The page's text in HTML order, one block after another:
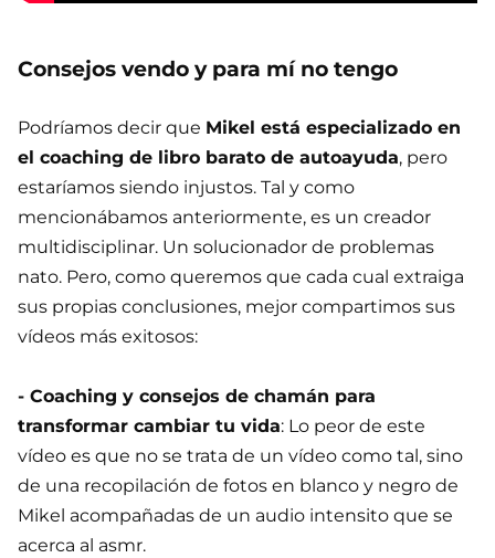
Consejos vendo y para mí no tengo
Podríamos decir que Mikel está especializado en
el coaching de libro barato de autoayuda, pero
estaríamos siendo injustos. Tal y como
mencionábamos anteriormente, es un creador
multidisciplinar. Un solucionador de problemas
nato. Pero, como queremos que cada cual extraiga
sus propias conclusiones, mejor compartimos sus
vídeos más exitosos:
- Coaching y consejos de chamán para
transformar cambiar tu vida: Lo peor de este
vídeo es que no se trata de un vídeo como tal, sino
de una recopilación de fotos en blanco y negro de
Mikel acompañadas de un audio intensito que se
acerca al asmr.